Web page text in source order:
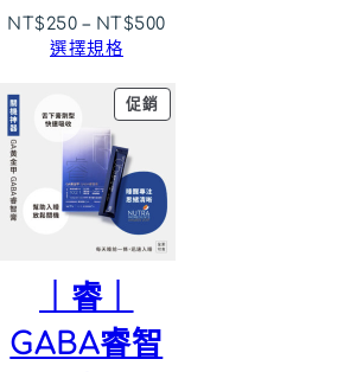
NT$250 – NT$500
選擇規格
促銷特
價
｜睿｜
GABA睿智